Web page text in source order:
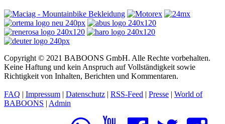
Copyright © 2021 BABOONS GmbH. Alle Rechte vorbehalten.
Keine Haftung und kein Anspruch auf Vollständigkeit sowie
Richtigkeit von Inhalten, Berichten und Kommentaren.
FAQ Impressum Datenschutz RSS-Feed Presse
World of
BABOONS
Admin